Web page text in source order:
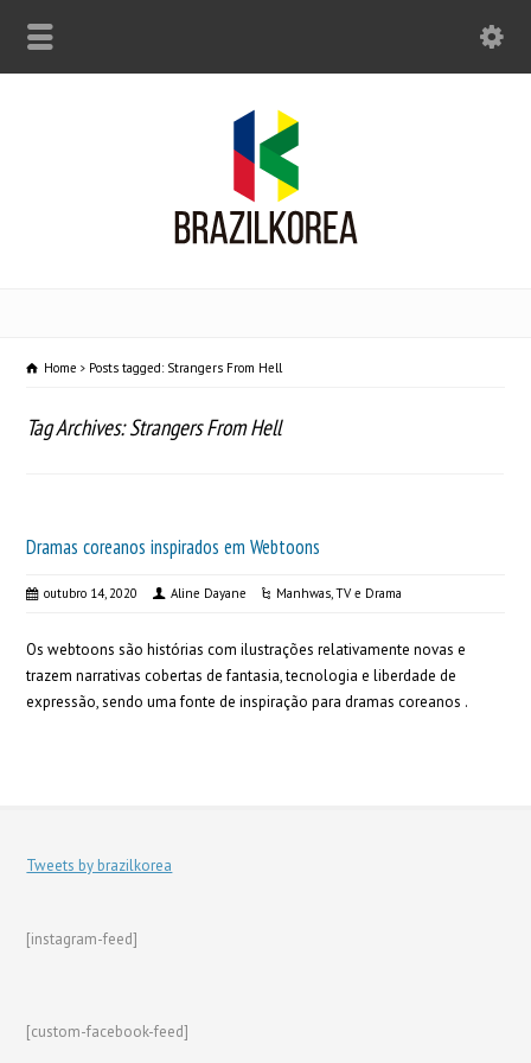
Home Posts tagged: Strangers From Hell
Tag Archives: Strangers From Hell
Dramas coreanos inspirados em Webtoons
outubro 14, 2020 Aline Dayane Manhwas,TV e Drama
Os webtoons são histórias com ilustrações relativamente novas e
trazem narrativas cobertas de fantasia, tecnologia e liberdade de
expressão, sendo uma fonte de inspiração para dramas coreanos .
Tweets by brazilkorea
[instagram-feed]
[custom-facebook-feed]